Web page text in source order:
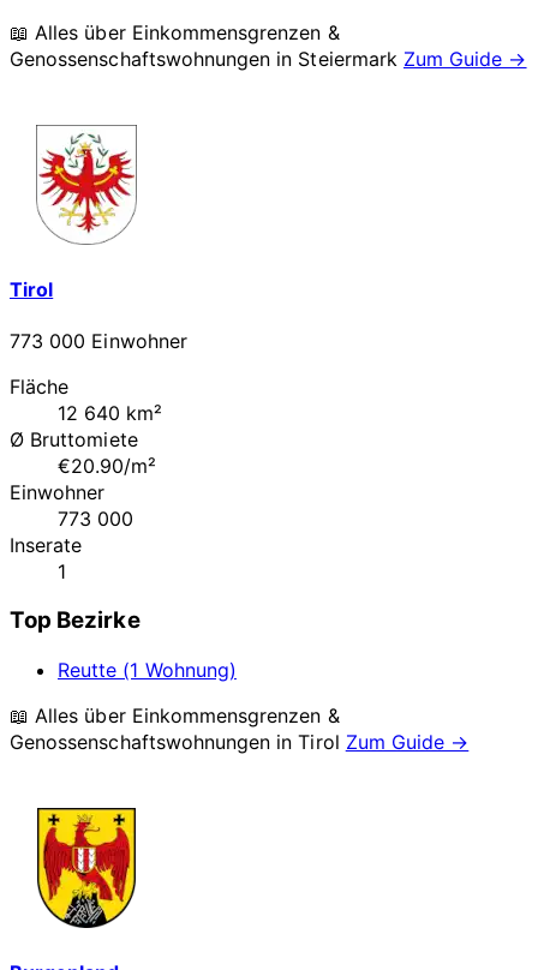
📖 Alles über Einkommensgrenzen &
Genossenschaftswohnungen in Steiermark Zum Guide →
Tirol
773 000 Einwohner
Fläche
12 640 km²
Ø Bruttomiete
€20.90/m²
Einwohner
773 000
Inserate
1
Top Bezirke
Reutte (1 Wohnung)
📖 Alles über Einkommensgrenzen &
Genossenschaftswohnungen inTirol Zum Guide →